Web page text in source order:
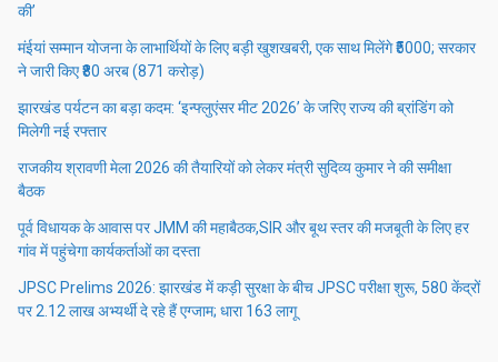
की’
मंईयां सम्मान योजना के लाभार्थियों के लिए बड़ी खुशखबरी, एक साथ मिलेंगे ₹5000; सरकार
ने जारी किए ₹80 अरब (871 करोड़)
झारखंड पर्यटन का बड़ा कदम: ‘इन्फ्लुएंसर मीट 2026’ के जरिए राज्य की ब्रांडिंग को
मिलेगी नई रफ्तार
राजकीय श्रावणी मेला 2026 की तैयारियों को लेकर मंत्री सुदिव्य कुमार ने की समीक्षा
बैठक
पूर्व विधायक के आवास पर JMM की महाबैठक,SIR और बूथ स्तर की मजबूती के लिए हर
गांव में पहुंचेगा कार्यकर्ताओं का दस्ता
JPSC Prelims 2026: झारखंड में कड़ी सुरक्षा के बीच JPSC परीक्षा शुरू, 580 केंद्रों
पर 2.12 लाख अभ्यर्थी दे रहे हैं एग्जाम; धारा 163 लागू